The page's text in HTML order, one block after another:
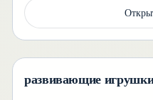
развивающие